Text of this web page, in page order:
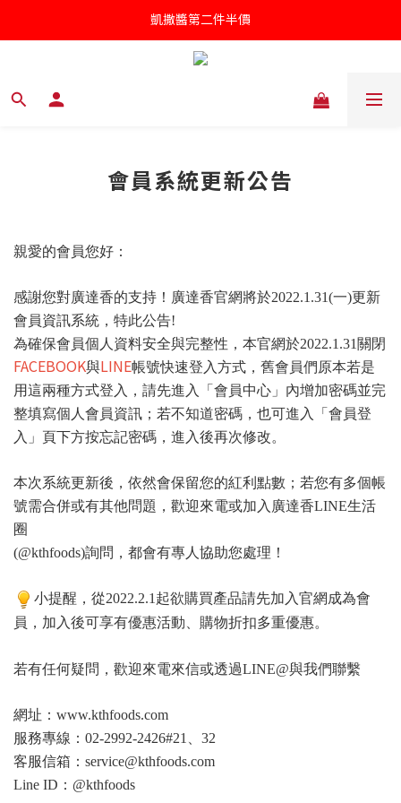
凱撒醬第二件半價
凱撒醬第二件半價
罐頭/肉鬆五件85折
會員系統更新公告
親愛的會員您好：
感謝您對廣達香的支持！廣達香官網將於2022.1.31(一)更新
會員資訊系統，特此公告!
為確保會員個人資料安全與完整性，本官網於2022.1.31關閉
FACEBOOK與LINE帳號快速登入方式，舊會員們原本若是
用這兩種方式登入，請先進入「會員中心」內增加密碼並完
整填寫個人會員資訊；若不知道密碼，也可進入「會員登
入」頁下方按忘記密碼，進入後再次修改。
本次系統更新後，依然會保留您的紅利點數；若您有多個帳
號需合併或有其他問題，歡迎來電或加入廣達香LINE生活
圈
(@kthfoods)詢問，都會有專人協助您處理！
小提醒，從2022.2.1起欲購買產品請先加入官網成為會
員，加入後可享有優惠活動、購物折扣多重優惠。
若有任何疑問，歡迎來電來信或透過LINE@與我們聯繫
網址：www.kthfoods.com
服務專線：02-2992-2426#21、32
客服信箱：service@kthfoods.com
Line ID：@kthfoods